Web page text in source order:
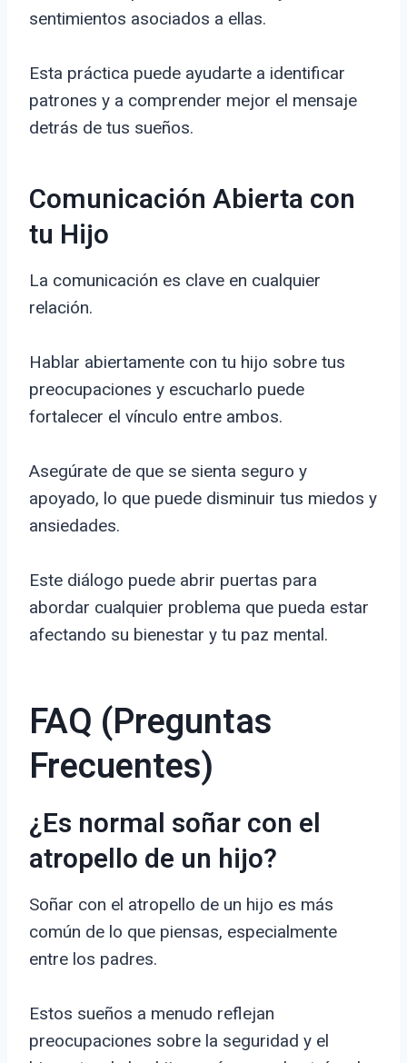
sentimientos asociados a ellas.
Esta práctica puede ayudarte a identificar
patrones y a comprender mejor el mensaje
detrás de tus sueños.
Comunicación Abierta con
tu Hijo
La comunicación es clave en cualquier
relación.
Hablar abiertamente con tu hijo sobre tus
preocupaciones y escucharlo puede
fortalecer el vínculo entre ambos.
Asegúrate de que se sienta seguro y
apoyado, lo que puede disminuir tus miedos y
ansiedades.
Este diálogo puede abrir puertas para
abordar cualquier problema que pueda estar
afectando su bienestar y tu paz mental.
FAQ (Preguntas
Frecuentes)
¿Es normal soñar con el
atropello de un hijo?
Soñar con el atropello de un hijo es más
común de lo que piensas, especialmente
entre los padres.
Estos sueños a menudo reflejan
preocupaciones sobre la seguridad y el